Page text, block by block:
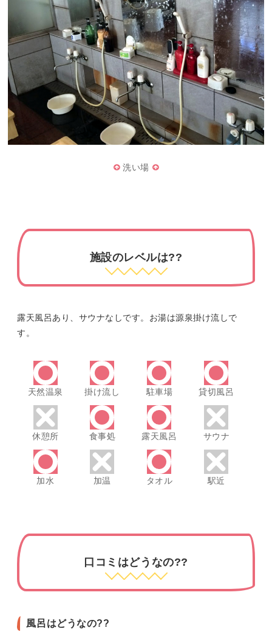
洗い場
施設のレベルは??
露天風呂あり、サウナなしです。お湯は源泉掛け流しで
す。
天然温泉 掛け流し 駐車場 貸切風呂
休憩所 食事処 露天風呂 サウナ
加水 加温 タオル 駅近
口コミはどうなの??
風呂はどうなの??